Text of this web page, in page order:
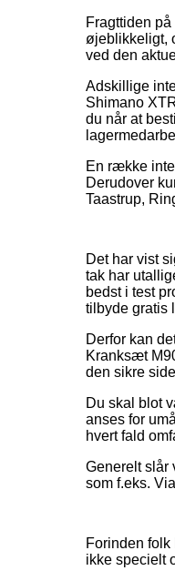
Fragttiden
øjeblikkeligt,
ved den
Adskillige
Shimano
du når at
En række
Derudover
Taastrup,
Det har vist
tak har
bedst i test
tilbyde gratis
Derfor kan
Kranksæt
den sikre
Du skal blot
anses for
hvert fald
Generelt slår
som f.eks.
Forinden
ikke specielt